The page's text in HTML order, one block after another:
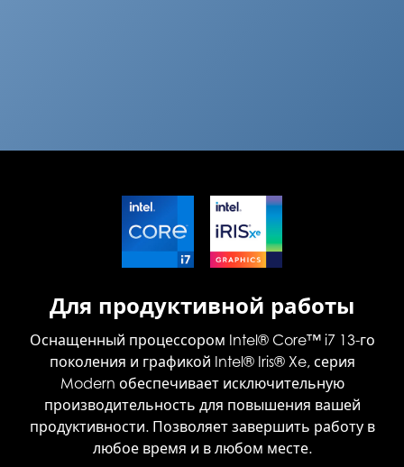
Для продуктивной работы
Оснащенный процессором Intel® Core™ i7 13-го
поколения и графикой Intel® Iris® Xe, серия
Modern обеспечивает исключительную
производительность для повышения вашей
продуктивности. Позволяет завершить работу в
любое время и в любом месте.